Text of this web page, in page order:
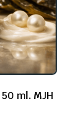
50 ml. MJH